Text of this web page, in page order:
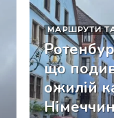
МАРШРУТИ
що
ожилій